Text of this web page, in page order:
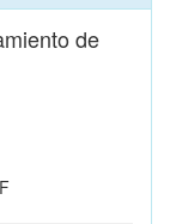
de